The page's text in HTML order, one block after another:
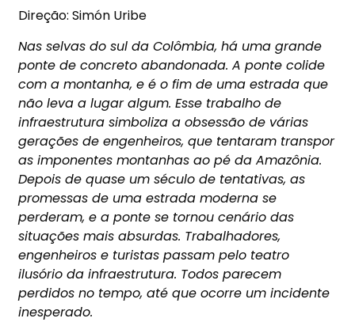
Direção: Simón Uribe
Nas selvas do sul da Colômbia, há uma grande
ponte de concreto abandonada. A ponte colide
com a montanha, e é o fim de uma estrada que
não leva a lugar algum. Esse trabalho de
infraestrutura simboliza a obsessão de várias
gerações de engenheiros, que tentaram transpor
as imponentes montanhas ao pé da Amazônia.
Depois de quase um século de tentativas, as
promessas de uma estrada moderna se
perderam, e a ponte se tornou cenário das
situações mais absurdas. Trabalhadores,
engenheiros e turistas passam pelo teatro
ilusório da infraestrutura. Todos parecem
perdidos no tempo, até que ocorre um incidente
inesperado.